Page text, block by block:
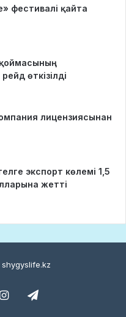
фестивалі қайта
өткізілді
лицензиясынан
экспорт көлемі 1,5
жетті
InstagramTelegram